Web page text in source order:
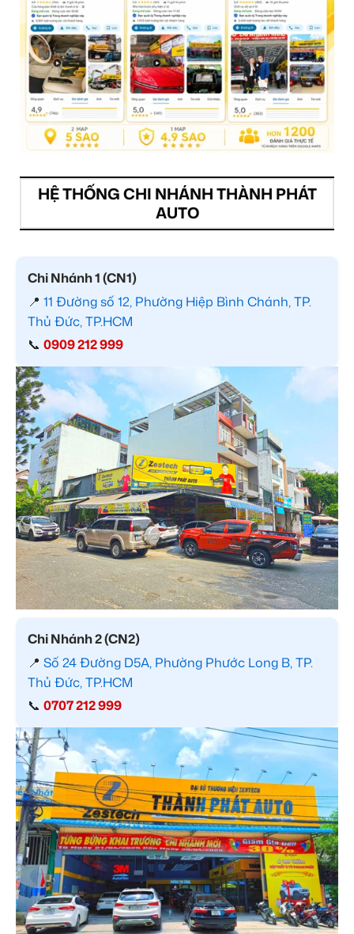
HỆ THỐNG CHI NHÁNH THÀNH PHÁT
AUTO
Chi Nhánh 1 (CN1)
📍 11 Đường số 12, Phường Hiệp Bình Chánh, TP.
Thủ Đức, TP.HCM
📞 0909 212 999
Chi Nhánh 2 (CN2)
📍 Số 24 Đường D5A, Phường Phước Long B, TP.
Thủ Đức, TP.HCM
📞 0707 212 999